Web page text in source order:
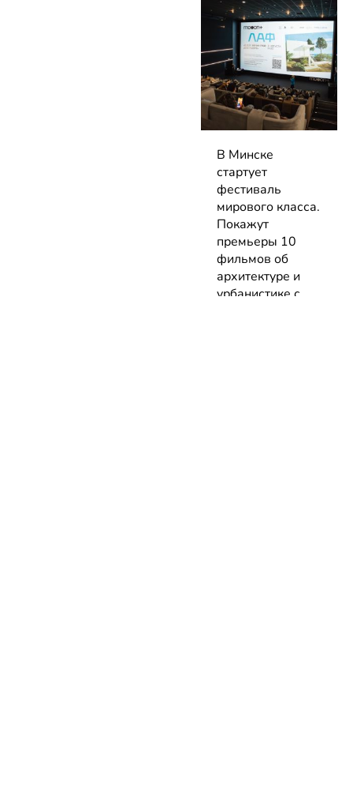
В Минске
стартует
фестиваль
мирового класса.
Покажут
премьеры 10
фильмов об
архитектуре и
урбанистике с